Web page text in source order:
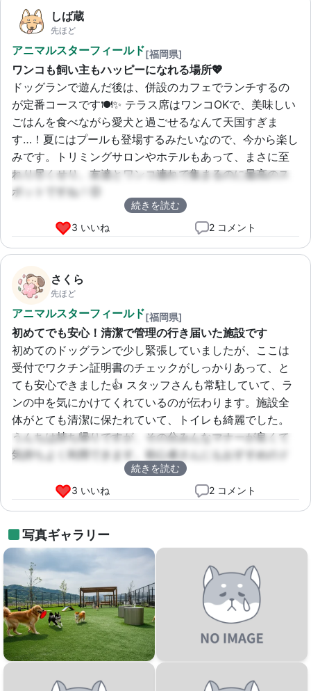
しば蔵
先ほど
アニマルスターフィールド[福岡県]
ワンコも飼い主もハッピーになれる場所💖
ドッグランで遊んだ後は、併設のカフェでランチするの
が定番コースです🍽️✨ テラス席はワンコOKで、美味しい
ごはんを食べながら愛犬と過ごせるなんて天国すぎま
す…！夏にはプールも登場するみたいなので、今から楽し
みです。トリミングサロンやホテルもあって、まさに至
れり尽くせり。友達とワンコ連れで集まるのに最高のス
ポットですね！😊
続きを読む
3 いいね
2 コメント
さくら
先ほど
アニマルスターフィールド[福岡県]
初めてでも安心！清潔で管理の行き届いた施設です
初めてのドッグランで少し緊張していましたが、ここは
受付でワクチン証明書のチェックがしっかりあって、と
ても安心できました👍 スタッフさんも常駐していて、ラ
ンの中を気にかけてくれているのが伝わります。施設全
体がとても清潔に保たれていて、トイレも綺麗でした。
うんちは持ち帰りですが、その分みんなマナーが良くて
気持ちよく利用できます。初心者さんにもおすすめのド
続きを読む
3 いいね
2 コメント
写真ギャラリー